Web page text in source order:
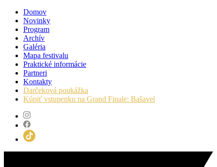
Domov
Novinky
Program
Archív
Galéria
Mapa festivalu
Praktické informácie
Partneri
Kontakty
Darčeková poukážka
Kúpiť vstupenku na Grand Finale: Bašavel